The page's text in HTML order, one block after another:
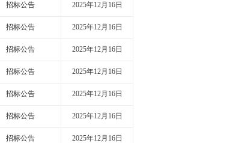
招标公告 2025年12月16日
招标公告 2025年12月16日
招标公告 2025年12月16日
招标公告 2025年12月16日
招标公告 2025年12月16日
招标公告 2025年12月16日
招标公告 2025年12月16日